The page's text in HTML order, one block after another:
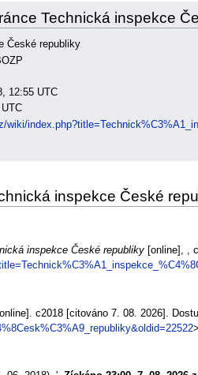
Technická inspekce
České republiky
12:55 UTC
wiki/
inspekce České
inspekce České republiky[online], ,
c2018 [citováno 7. 08. 2026].
>